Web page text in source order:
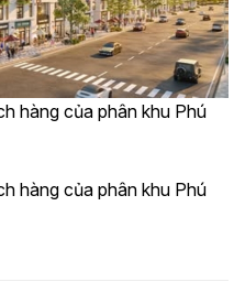
hàng của phân khu Phú
hàng của phân khu Phú